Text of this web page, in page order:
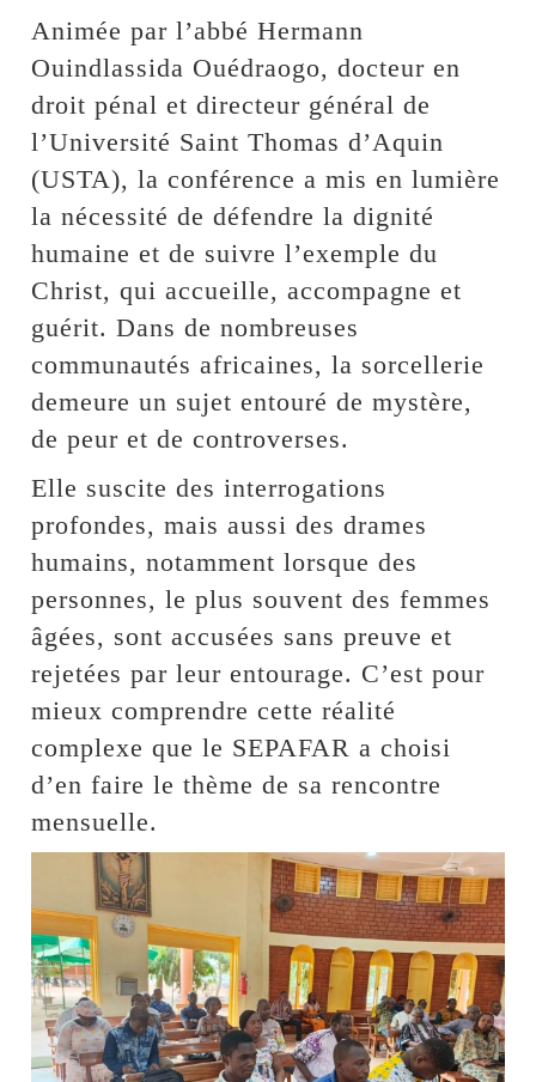
Animée par l’abbé Hermann
Ouindlassida Ouédraogo, docteur en
droit pénal et directeur général de
l’Université Saint Thomas d’Aquin
(USTA), la conférence a mis en lumière
la nécessité de défendre la dignité
humaine et de suivre l’exemple du
Christ, qui accueille, accompagne et
guérit. Dans de nombreuses
communautés africaines, la sorcellerie
demeure un sujet entouré de mystère,
de peur et de controverses.
Elle suscite des interrogations
profondes, mais aussi des drames
humains, notamment lorsque des
personnes, le plus souvent des femmes
âgées, sont accusées sans preuve et
rejetées par leur entourage. C’est pour
mieux comprendre cette réalité
complexe que le SEPAFAR a choisi
d’en faire le thème de sa rencontre
mensuelle.